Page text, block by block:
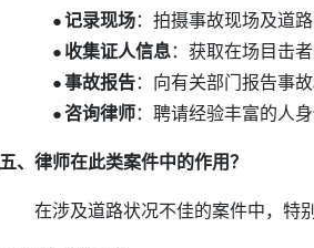
●记录现场：拍摄事故现场及道路
● 收集证人信息：获取在场目击
●事故报告：向有关部门报告事故
●咨询律师：聘请经验丰富的人身
五、 律师在此类案件中的作用？
在涉及道路状况不佳的案件中，特别